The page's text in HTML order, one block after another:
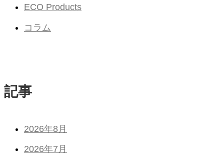
ECO Products
コラム
記事
2026年8月
2026年7月